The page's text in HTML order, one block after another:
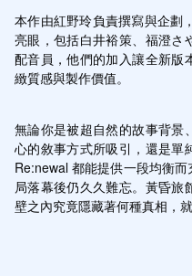
本作由紅野玲負責撰寫與企劃
亮眼，包括白井裕策、福澄さ
配音員，他們的加入讓全新版
緻質感與製作價值。
無論你是被超自然的故事背景
心的敘事方式所吸引，還是單
Re:newal 都能提供一段均衡
局落幕後仍久久難忘。黃昏旅
壁之內究竟隱藏著何種真相，